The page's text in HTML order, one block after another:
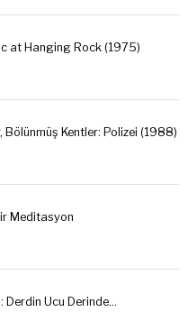
at Hanging Rock (1975)
Bölünmüş Kentler: Polizei (1988)
Meditasyon
Derdin Ucu Derinde…